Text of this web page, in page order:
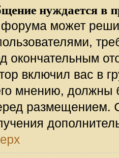
нуждается в
может
окончательным
включил вас в
мнению, должны
размещением.